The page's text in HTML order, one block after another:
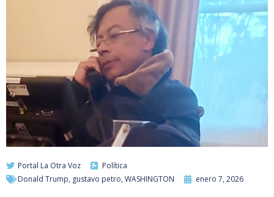
Portal La Otra Voz
Política
Donald Trump, gustavo petro, WASHINGTON enero 7, 2026